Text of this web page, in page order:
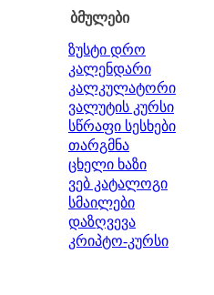
ბმულები
ზუსტი დრო
კალენდარი
კალკულატორი
ვალუტის კურსი
სწრაფი სესხები
თარგმნა
ცხელი ხაზი
ვებ კატალოგი
სმაილები
დაზღვევა
კრიპტო-კურსი